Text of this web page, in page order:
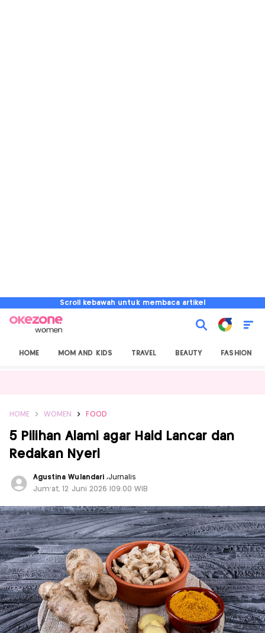
Scroll kebawah untuk membaca artikel
HOME MOM AND KIDS TRAVEL BEAUTY FASHION
HOME WOMEN FOOD
5 Pilihan Alami agar Haid Lancar dan
Redakan Nyeri
Agustina Wulandari ,Jurnalis
Jum'at, 12 Juni 2026 |09:00 WIB